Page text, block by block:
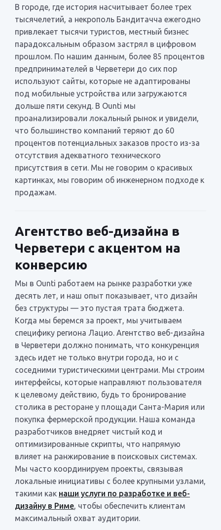
В городе, где история насчитывает более трех
тысячелетий, а некрополь Бандитачча ежегодно
привлекает тысячи туристов, местный бизнес
парадоксальным образом застрял в цифровом
прошлом. По нашим данным, более 85 процентов
предпринимателей в Черветери до сих пор
используют сайты, которые не адаптированы
под мобильные устройства или загружаются
дольше пяти секунд. В Ounti мы
проанализировали локальный рынок и увидели,
что большинство компаний теряют до 60
процентов потенциальных заказов просто из-за
отсутствия адекватного технического
присутствия в сети. Мы не говорим о красивых
картинках, мы говорим об инженерном подходе к
продажам.
Агентство веб-дизайна в
Черветери с акцентом на
конверсию
Мы в Ounti работаем на рынке разработки уже
десять лет, и наш опыт показывает, что дизайн
без структуры — это пустая трата бюджета.
Когда мы беремся за проект, мы учитываем
специфику региона Лацио. Агентство веб-дизайна
в Черветери должно понимать, что конкуренция
здесь идет не только внутри города, но и с
соседними туристическими центрами. Мы строим
интерфейсы, которые направляют пользователя
к целевому действию, будь то бронирование
столика в ресторане у площади Санта-Мария или
покупка фермерской продукции. Наша команда
разработчиков внедряет чистый код и
оптимизированные скрипты, что напрямую
влияет на ранжирование в поисковых системах.
Мы часто координируем проекты, связывая
локальные инициативы с более крупными узлами,
такими как наши услуги по разработке и веб-
дизайну в Риме, чтобы обеспечить клиентам
максимальный охват аудитории.